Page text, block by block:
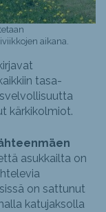
aikana.
tasa-
kärkikolmiot.
asukkailta on
on sattunut
katujaksolla